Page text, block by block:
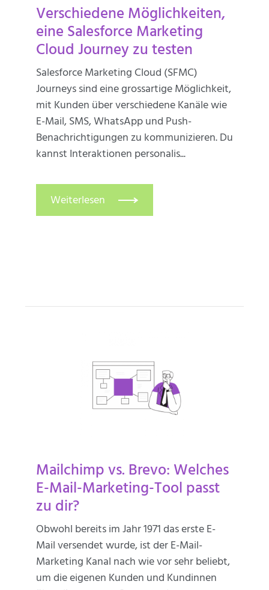
Verschiedene Möglichkeiten,
eine Salesforce Marketing
Cloud Journey zu testen
Salesforce Marketing Cloud (SFMC)
Journeys sind eine grossartige Möglichkeit,
mit Kunden über verschiedene Kanäle wie
E-Mail, SMS, WhatsApp und Push-
Benachrichtigungen zu kommunizieren. Du
kannst Interaktionen personalis...
Weiterlesen
Mailchimp vs. Brevo: Welches
E-Mail-Marketing-Tool passt
zu dir?
Obwohl bereits im Jahr 1971 das erste E-
Mail versendet wurde, ist der E-Mail-
Marketing Kanal nach wie vor sehr beliebt,
um die eigenen Kunden und Kundinnen